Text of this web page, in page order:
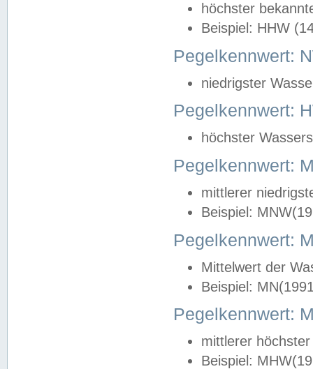
höchster
Beispiel: HHW
Pegelkennwert:
niedrigster
Pegelkennwert:
höchster
Pegelkennwert:
mittlerer
Beispiel:
Pegelkennwert:
Mittelwert der
Beispiel:
Pegelkennwert:
mittlerer
Beispiel: